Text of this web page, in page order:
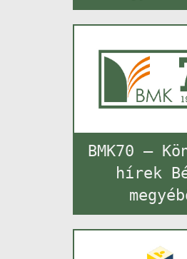
BMK70 –
hírek